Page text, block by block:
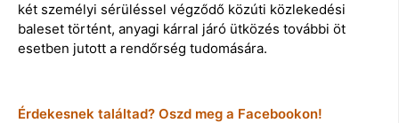
két személyi sérüléssel végződő közúti közlekedési
baleset történt, anyagi kárral járó ütközés további öt
esetben jutott a rendőrség tudomására.
Érdekesnek találtad? Oszd meg a Facebookon!